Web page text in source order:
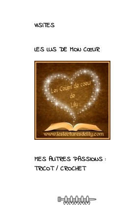
VISITES
LES LUS DE MON CŒUR
MES AUTRES PASSIONS :
TRICOT / CROCHET